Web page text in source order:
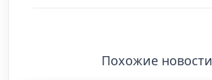
Похожие новости